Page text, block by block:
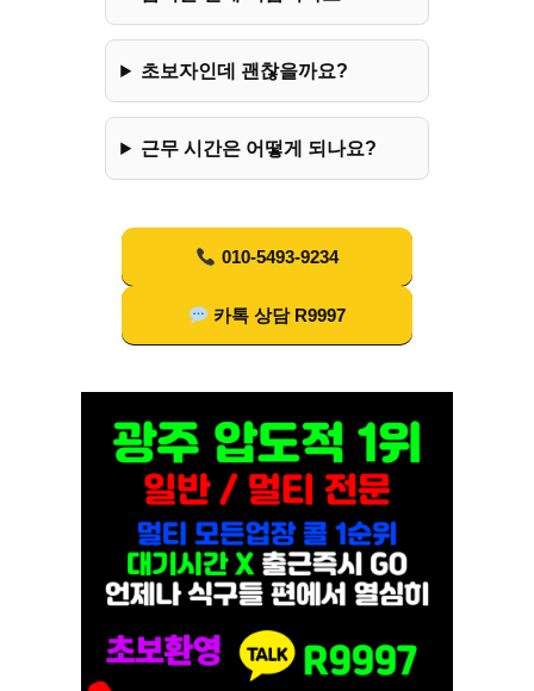
초보자인데 괜찮을까요?
근무 시간은 어떻게 되나요?
010-5493-9234
카톡 상담 R9997